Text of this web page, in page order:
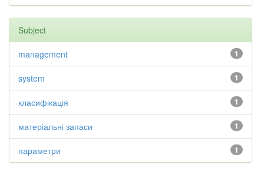
Subject
1
management
1
system
1
класифікація
1
матеріальні запаси
1
параметри